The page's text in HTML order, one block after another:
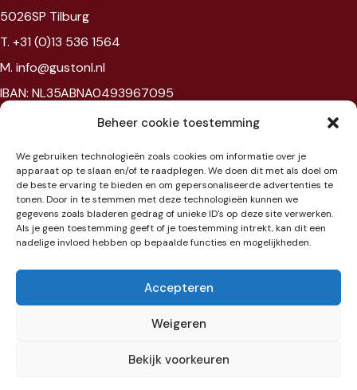
Beheer cookie toestemming
We gebruiken technologieën zoals cookies om informatie over je
apparaat op te slaan en/of te raadplegen. We doen dit met als doel om
de beste ervaring te bieden en om gepersonaliseerde advertenties te
tonen. Door in te stemmen met deze technologieën kunnen we
gegevens zoals bladeren gedrag of unieke ID's op deze site verwerken.
Als je geen toestemming geeft of je toestemming intrekt, kan dit een
nadelige invloed hebben op bepaalde functies en mogelijkheden.
Accepteren
Weigeren
Bekijk voorkeuren
5026SP Tilburg
T. +31 (0)13 536 1564
M. info@gustonl.nl
IBAN: NL35ABNA0493967095
VAT: NL867594172B01
BTW: NL867594172B01
Showroom
Jaarbeursplein 6
3521 AL Utrecht
Etage 3